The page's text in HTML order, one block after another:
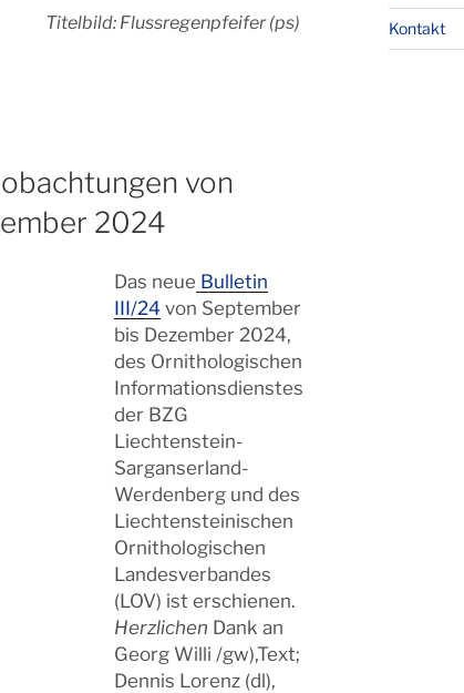
Titelbild: Flussregenpfeifer (ps)
von
2024
Das neue Bulletin
III/24 von September
bis Dezember 2024,
des Ornithologischen
Informationsdienstes
der BZG
Liechtenstein-
Sarganserland-
Werdenberg und des
Liechtensteinischen
Ornithologischen
Landesverbandes
(LOV) ist erschienen.
Herzlichen Dank an
Georg Willi /gw),Text;
Dennis Lorenz (dl),
Kontakt